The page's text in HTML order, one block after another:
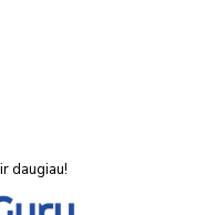
daugiau!